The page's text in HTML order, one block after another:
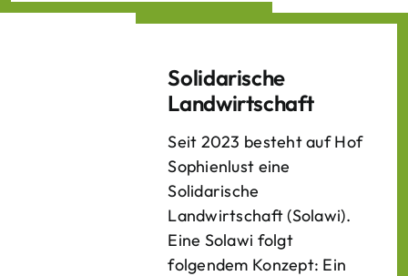
Solidarische
Landwirtschaft
Seit 2023 besteht auf Hof
Sophienlust eine
Solidarische
Landwirtschaft (Solawi).
Eine Solawi folgt
folgendem Konzept: Ein